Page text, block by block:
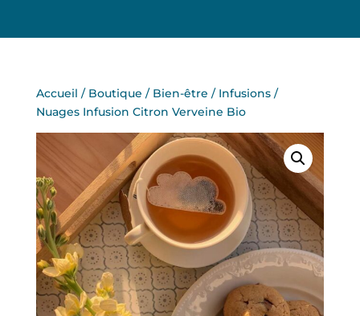
Accueil / Boutique / Bien-être / Infusions/
Nuages Infusion Citron Verveine Bio